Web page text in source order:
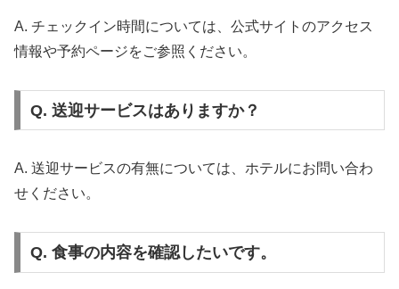
A. チェックイン時間については、公式サイトのアクセス
情報や予約ページをご参照ください。
Q. 送迎サービスはありますか？
A. 送迎サービスの有無については、ホテルにお問い合わ
せください。
Q. 食事の内容を確認したいです。